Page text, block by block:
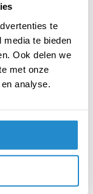
te
te bieden
Ook delen we
met onze
analyse.
met
van